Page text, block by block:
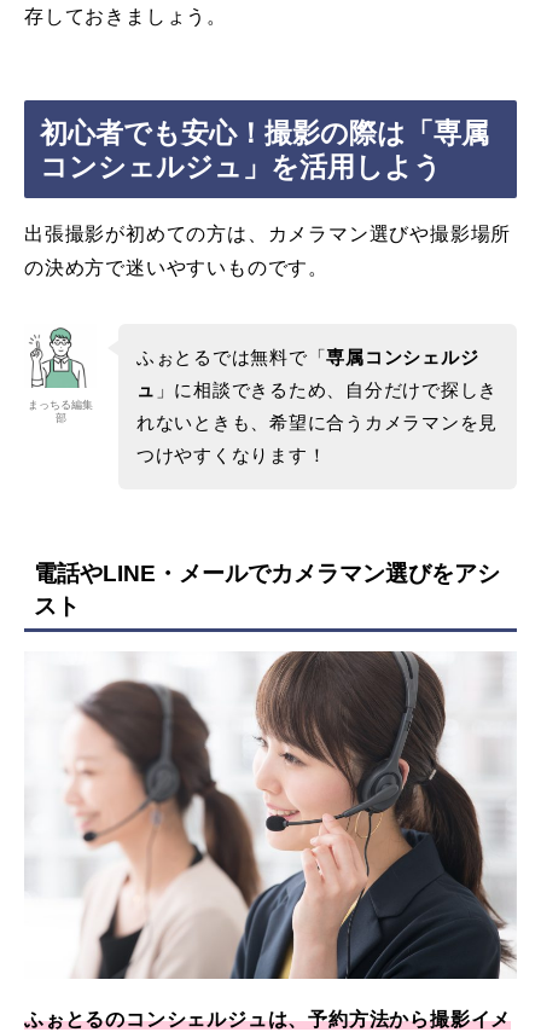
存しておきましょう。
初心者でも安心！撮影の際は「専属
コンシェルジュ」を活用しよう
出張撮影が初めての方は、カメラマン選びや撮影場所
の決め方で迷いやすいものです。
まっちる編集
部
ふぉとるでは無料で「専属コンシェルジ
ュ 」に相談できるため、自分だけで探しき
れないときも、希望に合うカメラマンを見
つけやすくなります！
電話やLINE・メールでカメラマン選びをアシ
スト
ふぉとるのコンシェルジュは、予約方法から撮影イメ